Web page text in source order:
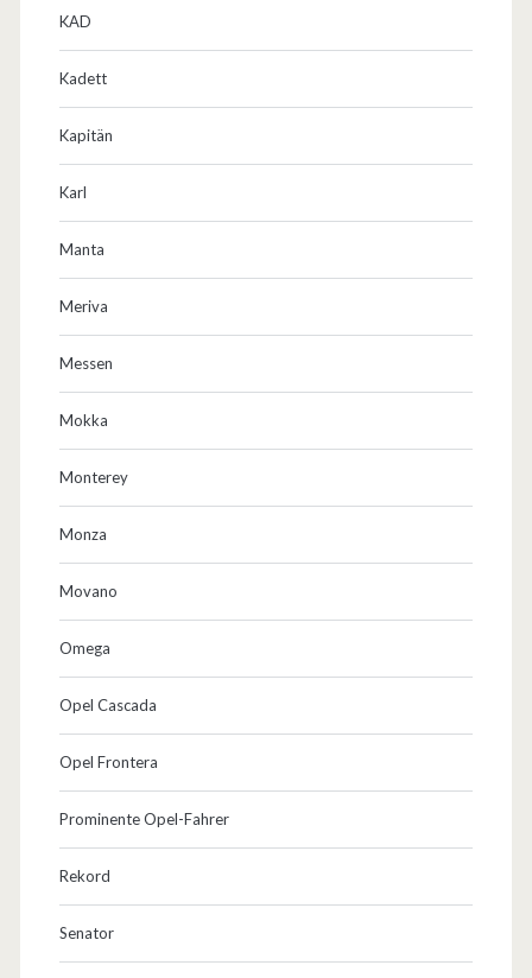
KAD
Kadett
Kapitän
Karl
Manta
Meriva
Messen
Mokka
Monterey
Monza
Movano
Omega
Opel Cascada
Opel Frontera
Prominente Opel-Fahrer
Rekord
Senator